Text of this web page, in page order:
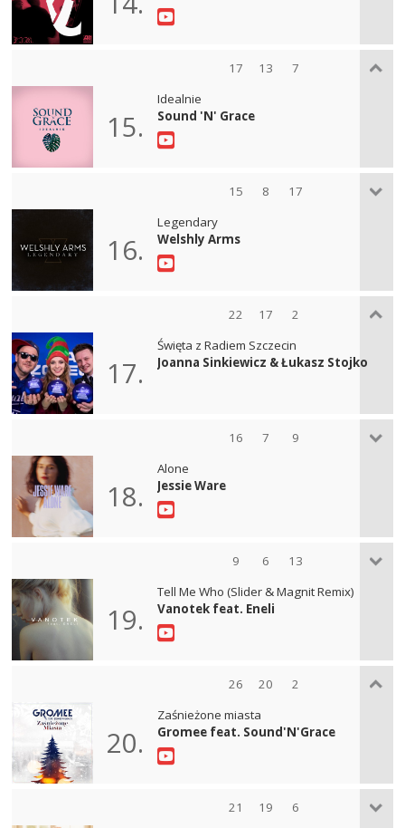
17 13 7
15.
Idealnie
Sound 'N' Grace
15 8 17
16.
Legendary
Welshly Arms
22 17 2
17.
Święta z Radiem Szczecin
Joanna Sinkiewicz & Łukasz Stojko
16 7 9
18.
Alone
Jessie Ware
9 6 13
19.
Tell Me Who (Slider & Magnit Remix)
Vanotek feat. Eneli
26 20 2
20.
Zaśnieżone miasta
Gromee feat. Sound'N'Grace
21 19 6